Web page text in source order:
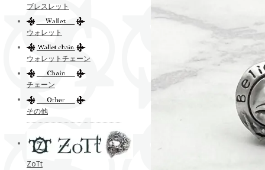
ブレスレット
ウォレット
ウォレットチェーン
チェーン
その他
ZoTt